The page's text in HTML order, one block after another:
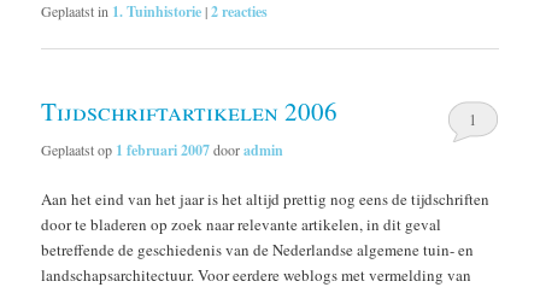
Geplaatst in 1. Tuinhistorie|2reacties
Tijdschriftartikelen 2006
Geplaatst op 1 februari 2007dooradmin
1
Aan het eind van het jaar is het altijd prettig nog eens de tijdschriften
door te bladeren op zoek naar relevante artikelen, in dit geval
betreffende de geschiedenis van de Nederlandse algemene tuin- en
landschapsarchitectuur. Voor eerdere weblogs met vermelding van